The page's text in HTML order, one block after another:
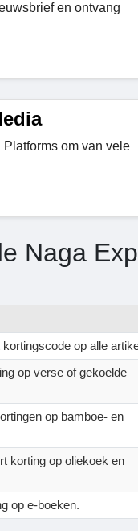
en ontvang
om van vele
Naga
op alle
op verse of gekoelde
op bamboe- en
korting op oliekoek en
op e-boeken.